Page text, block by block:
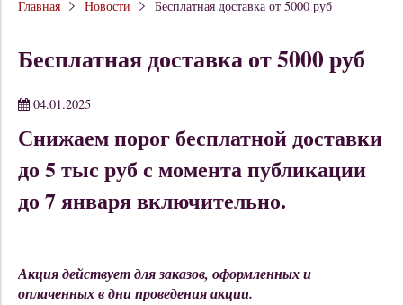
Главная Новости Бесплатная доставка от 5000 руб
Бесплатная доставка от 5000 руб
04.01.2025
Снижаем порог бесплатной доставки
до 5 тыс руб с момента публикации
до 7 января включительно.
Акция действует для заказов, оформленных и
оплаченных в дни проведения акции.